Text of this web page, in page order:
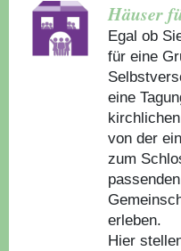
Häuser
Egal ob
für eine
eine
von der
zum
erleben.
Hier